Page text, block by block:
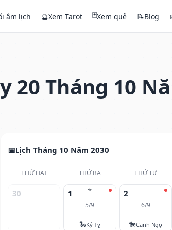
âm lịch 🔮Xem Tarot 🃏Xem quẻ 📝Blog
20 Tháng 10
Lịch Tháng 10 Năm 2030
THỨ HAI THỨ BA THỨ TƯ
30 ⭐
1
5/9
🐍Kỷ Tỵ
2
6/9
🐎Canh Ngọ